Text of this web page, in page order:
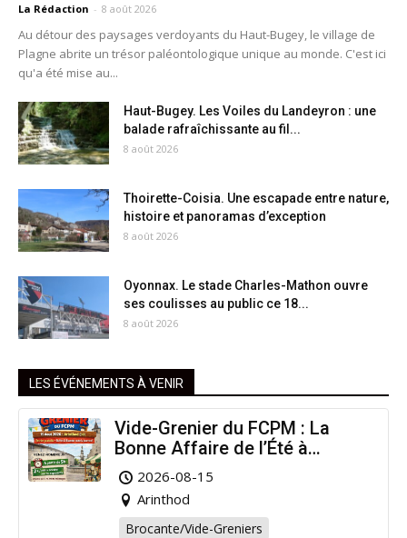
La Rédaction - 8 août 2026
Au détour des paysages verdoyants du Haut-Bugey, le village de
Plagne abrite un trésor paléontologique unique au monde. C'est ici
qu'a été mise au...
Haut-Bugey. Les Voiles du Landeyron : une
balade rafraîchissante au fil...
8 août 2026
Thoirette-Coisia. Une escapade entre nature,
histoire et panoramas d’exception
8 août 2026
Oyonnax. Le stade Charles-Mathon ouvre
ses coulisses au public ce 18...
8 août 2026
LES ÉVÉNEMENTS À VENIR
Vide-Grenier du FCPM : La
Bonne Affaire de l’Été à
Arinthod !
2026-08-15
Arinthod
Brocante/Vide-Greniers